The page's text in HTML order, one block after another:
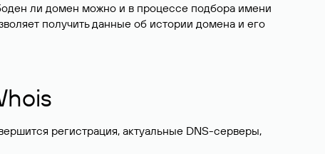
ли домен можно и в процессе подбора имени
получить данные об истории домена и его
регистрация, актуальные DNS-серверы,